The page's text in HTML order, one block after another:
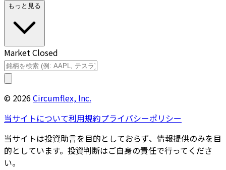
もっと見る
Market Closed
© 2026Circumflex, Inc.
当サイトについて利用規約プライバシーポリシー
当サイトは投資助言を目的としておらず、情報提供のみを目
的としています。投資判断はご自身の責任で行ってくださ
い。